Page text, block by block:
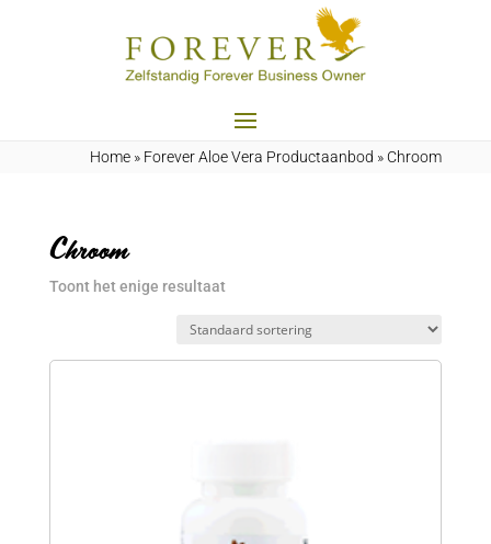
Home » Forever Aloe Vera Productaanbod » Chroom
Chroom
Toont het enige resultaat